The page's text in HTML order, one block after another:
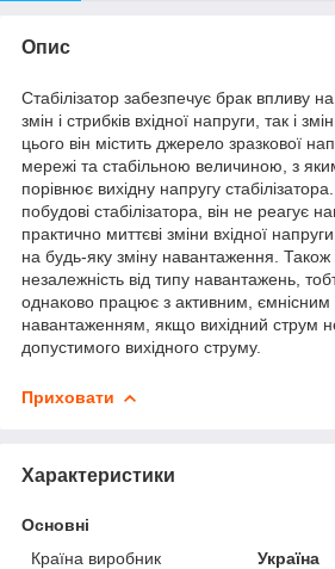
Опис
Стабілізатор забезпечує брак впливу
змін і стрибків вхідної напруги, так і
цього він містить джерело зразкової
мережі та стабільною величиною, з
порівнює вихідну напругу
побудові стабілізатора, він не реагує
практично миттєві зміни вхідної
на будь-яку зміну навантаження. Також
незалежність від типу навантажень,
однаково працює з активним, ємнісним
навантаженням, якщо вихідний струм
допустимого вихідного струму.
Приховати
Характеристики
Основні
Країна виробник
Україна